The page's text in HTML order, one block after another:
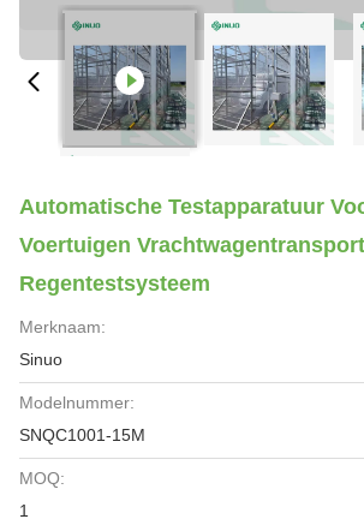
Automatische Testapparatuur
Voertuigen
Regentestsysteem
Merknaam:
Sinuo
Modelnummer:
SNQC1001-15M
MOQ:
1